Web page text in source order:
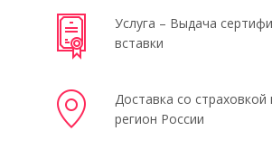
Услуга – Выдача
вставки
Доставка со
регион России